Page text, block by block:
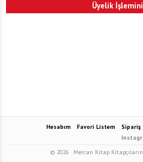
Hesabım Favori Listem Sipariş
© 2026
Mercan Kitap